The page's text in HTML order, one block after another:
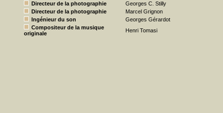
Directeur de la photographie
Georges C. Stilly
Directeur de la photographie
Marcel Grignon
Ingénieur du son
Georges Gérardot
Compositeur de la musique
originale
Henri Tomasi